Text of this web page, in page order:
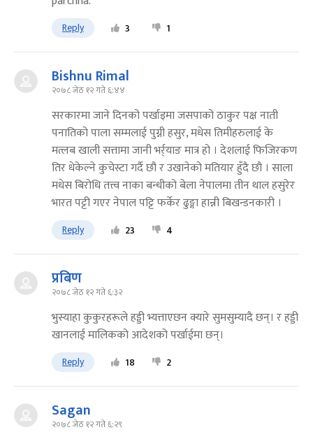
Reply 3 1
Bishnu Rimal
२०७८ जेठ १२ गते ६:४४
सरकारमा जाने दिनको पर्खाइमा जसपाको ठाकुर पक्ष नाती
पनातिको पाला सम्मलाई पुग्नी हसुर, मधेस तिमीहरुलाई के
मत्लब खाली सत्तामा जानी भर्र्याङ मात्र हो । देशलाई फिजिरकण
तिर धेकेल्ने कुचेस्टा गर्दै छौ र उखानेको मतियार हुँदै छौ । साला
मधेस बिरोधि तत्त्व नाका बन्धीको बेला नेपालमा तीन थाल हसुरेर
भारत पट्टी गएर नेपाल पट्टि फर्केर ढुङ्गा हान्नी बिखन्डनकारी ।
Reply 23 4
प्रबिण
२०७८ जेठ १२ गते ६:३२
भुस्याहा कुकुरहरूले हड्डी भ्यत्ताएछन क्यारे सुमसुम्यादै छन्। र हड्डी
खानलाई मालिकको आदेशको पर्खाईमा छन्।
Reply 18 2
Sagan
२०७८ जेठ १२ गते ६:२९